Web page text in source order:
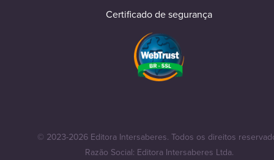
Certificado de segurança
© 2023-2026 Editora Intersaberes. Todos os direitos
Razão Social: Editora Intersaberes Ltda.